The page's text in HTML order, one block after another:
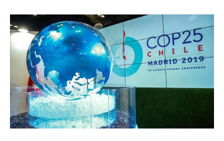
Guillermo
Hita
acude
Cumbre
del
Clima